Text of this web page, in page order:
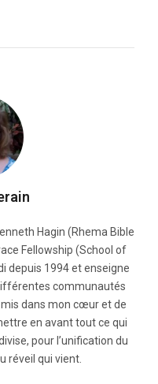
Hagin (Rhema Bible
Fellowship (School of
depuis 1994 et enseigne
communautés
dans mon cœur et de
en avant tout ce qui
pour l’unification du
réveil qui vient.